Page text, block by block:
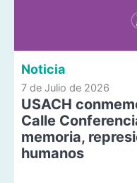
Noticia
7 de Julio de 2026
USACH
Calle
memoria,
humanos